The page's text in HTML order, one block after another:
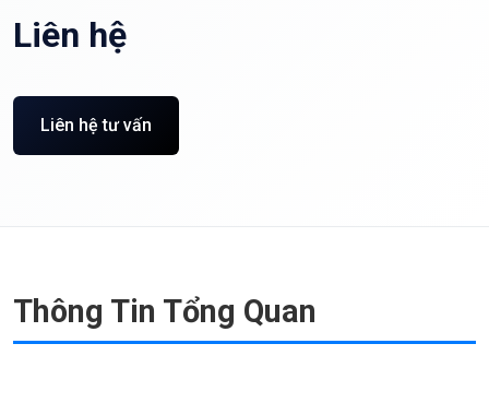
Liên hệ
Liên hệ tư vấn
Thông Tin Tổng Quan